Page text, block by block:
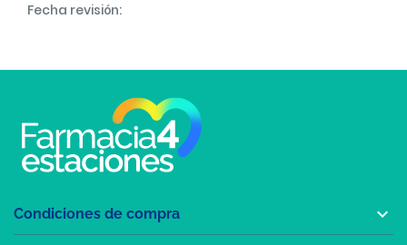
Fecha revisión:
Condiciones de compra 